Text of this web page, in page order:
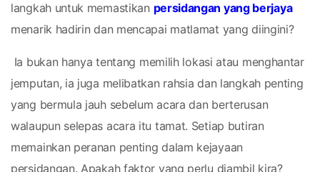
langkah untuk memastikan persidangan yang berjaya
menarik hadirin dan mencapai matlamat yang diingini?
jemputan, ia juga melibatkan rahsia dan langkah penting
yang bermula jauh sebelum acara dan berterusan
walaupun selepas acara itu tamat. Setiap butiran
memainkan peranan penting dalam kejayaan
persidangan. Apakah faktor yang perlu diambil kira?